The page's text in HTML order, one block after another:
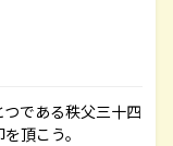
である秩父三十四
頂こう。